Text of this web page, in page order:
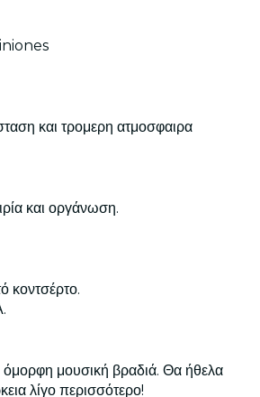
και τρομερη ατμοσφαιρα
και οργάνωση.
κοντσέρτο.
μουσική βραδιά. Θα ήθελα
λίγο περισσότερο!